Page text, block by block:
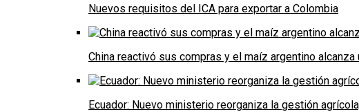
Nuevos requisitos del ICA para exportar a Colombia
China reactivó sus compras y el maíz argentino
Ecuador: Nuevo ministerio reorganiza la gestión